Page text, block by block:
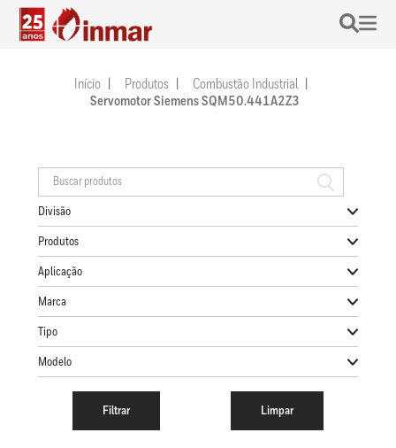
Início Produtos
Combustão Industrial
Servomotor Siemens SQM50.441A2Z3
Divisão
Produtos
Aplicação
Marca
Tipo
Modelo